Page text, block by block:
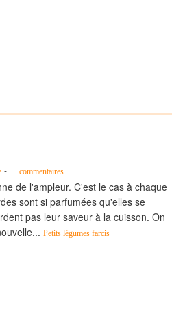
- … commentaires
de l'ampleur. C'est le cas à chaque
sont si parfumées qu'elles se
pas leur saveur à la cuisson. On
Petits légumes farcis